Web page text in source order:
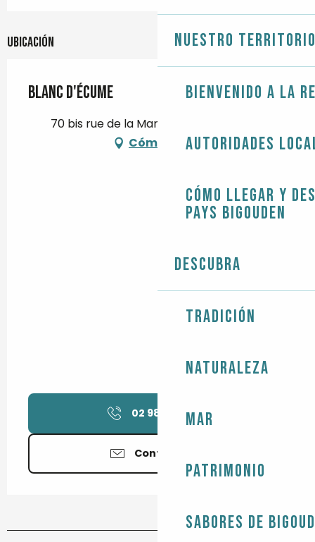
Nuestro
Bienvenido a la
Autoridades
Cómo llegar y
Pays Bigouden
Descubra
Tradición
Naturaleza
Mar
Patrimonio
Sabores de
Ubicación
Blanc d'écume
70 bis rue de la Marine, 29730 Guilvinec
Cómo llegar
02 98 58 93 ▒▒
Contáctenos